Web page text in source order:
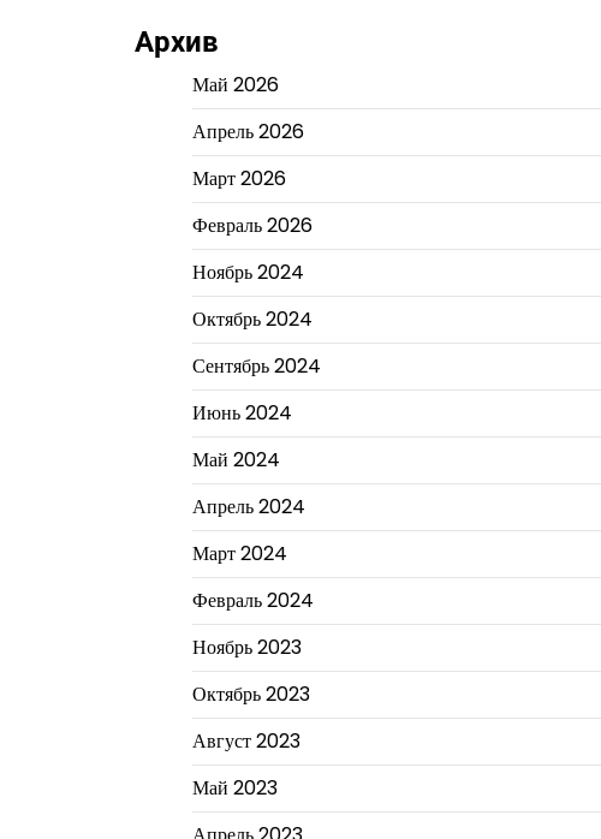
Архив
Май 2026
Апрель 2026
Март 2026
Февраль 2026
Ноябрь 2024
Октябрь 2024
Сентябрь 2024
Июнь 2024
Май 2024
Апрель 2024
Март 2024
Февраль 2024
Ноябрь 2023
Октябрь 2023
Август 2023
Май 2023